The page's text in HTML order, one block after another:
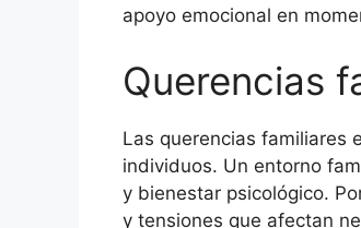
apoyo emocional en
Querencias
Las querencias familiares
individuos. Un entorno
y bienestar psicológico.
y tensiones que afectan